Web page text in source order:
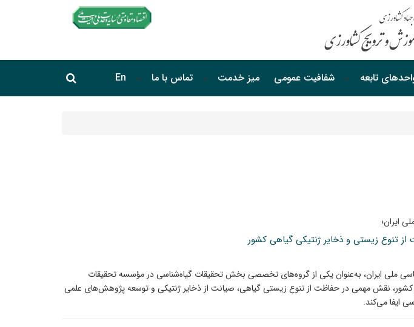
تابعه شفافیت‌ عمومی میز خدمت تماس با ما En جستجو
ایران؛
تنوع زیستی و ذخایر ژنتیکی گیاهی کشور
ملی ایران، به‌عنوان یکی از گروه‌های تخصصی بخش تحقیقات گیاه‌شناسی در مؤسسه تحقیقات
کشور، نقش مهمی در حفاظت از تنوع زیستی گیاهی، صیانت از ذخایر ژنتیکی و توسعه پژوهش‌های علمی
ایفا می‌کند.